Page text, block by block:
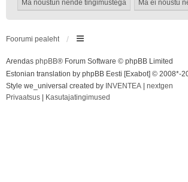
Foorumi pealeht
Arendas phpBB® Forum Software © phpBB Limited
Estonian translation by phpBB Eesti [Exabot] © 2008*-
Style we_universal created by INVENTEA
nextgen
Privaatsus
Kasutajatingimused